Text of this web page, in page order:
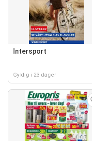
Intersport
Gyldig i 23 dager